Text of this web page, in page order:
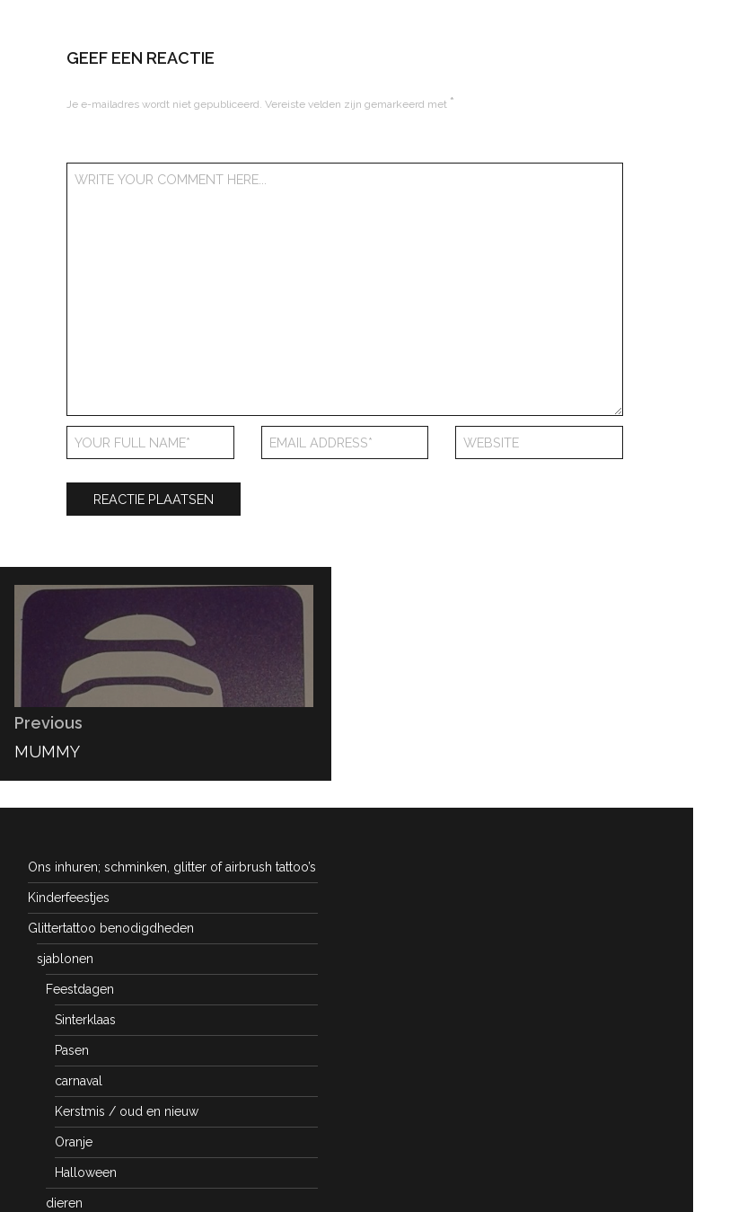
GEEF EEN REACTIE
Je e-mailadres wordt niet gepubliceerd. Vereiste velden zijn gemarkeerd met *
Bericht
navigatie
Previous
PREVIOUS
MUMMY
Ons inhuren; schminken, glitter of airbrush tattoo’s
Kinderfeestjes
Glittertattoo benodigdheden
sjablonen
Feestdagen
Sinterklaas
Pasen
carnaval
Kerstmis / oud en nieuw
Oranje
Halloween
dieren